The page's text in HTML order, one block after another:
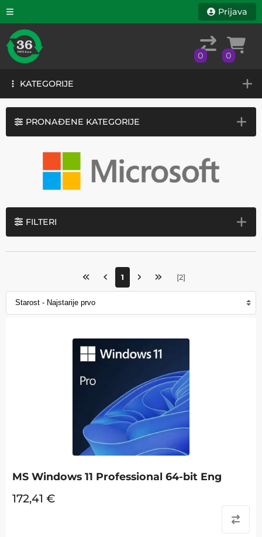
KATEGORIJE
Prijava
0 0
KATEGORIJE
PRONAĐENE KATEGORIJE
FILTERI
1 [2]
MS Windows 11 Professional 64-bit Eng
172,41 €